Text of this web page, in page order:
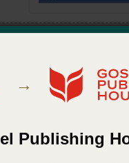
the Bible through. Gold
→
Publishing